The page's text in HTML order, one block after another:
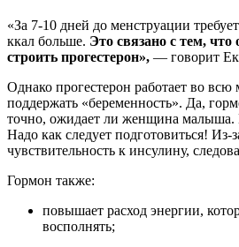
«За 7-10 дней до менструации
ккал больше. Это связано с тем, что
строить прогестерон», — говорит
Однако прогестерон работает во
поддержать «беременность». Да,
точно, ожидает ли женщина малыша.
Надо как следует подготовиться! Из-
чувствительность к инсулину,
Гормон также:
повышает расход энергии,
восполнять;